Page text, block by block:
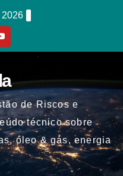
2026
de Riscos e
técnico sobre
óleo & gás, energia